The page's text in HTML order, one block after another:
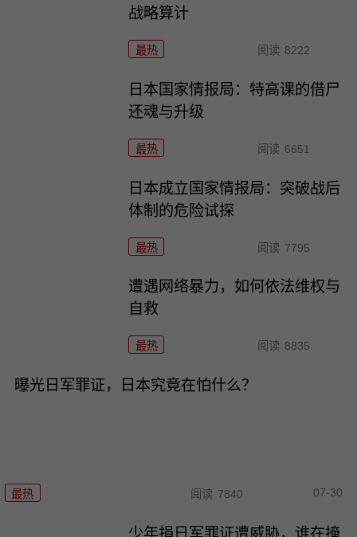
战略算计
最热 阅读 8222
日本国家情报局：特高课的借尸
还魂与升级
最热 阅读 6651
日本成立国家情报局：突破战后
体制的危险试探
最热 阅读 7795
遭遇网络暴力，如何依法维权与
自救
最热 阅读 8835
曝光日军罪证，日本究竟在怕什么？
最热 阅读 7840 07-30
少年捐日军罪证遭威胁，谁在掩